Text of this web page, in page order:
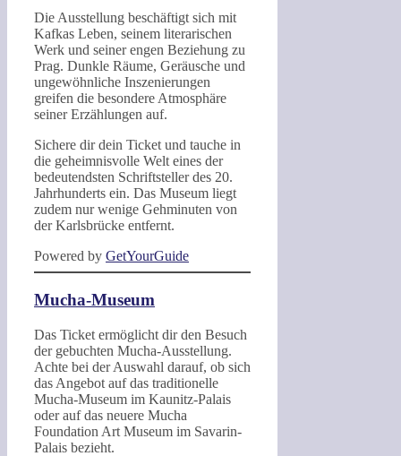
Die Ausstellung beschäftigt sich mit
Kafkas Leben, seinem literarischen
Werk und seiner engen Beziehung zu
Prag. Dunkle Räume, Geräusche und
ungewöhnliche Inszenierungen
greifen die besondere Atmosphäre
seiner Erzählungen auf.
Sichere dir dein Ticket und tauche in
die geheimnisvolle Welt eines der
bedeutendsten Schriftsteller des 20.
Jahrhunderts ein. Das Museum liegt
zudem nur wenige Gehminuten von
der Karlsbrücke entfernt.
Powered by GetYourGuide
Mucha-Museum
Das Ticket ermöglicht dir den Besuch
der gebuchten Mucha-Ausstellung.
Achte bei der Auswahl darauf, ob sich
das Angebot auf das traditionelle
Mucha-Museum im Kaunitz-Palais
oder auf das neuere Mucha
Foundation Art Museum im Savarin-
Palais bezieht.